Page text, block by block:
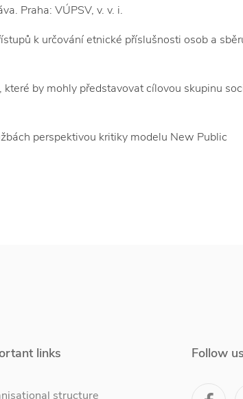
Praha: VÚPSV, v. v. i.
k určování etnické příslušnosti osob a
by mohly představovat cílovou skupinu
perspektivou kritiky modelu New Public
links
structure
Follow us